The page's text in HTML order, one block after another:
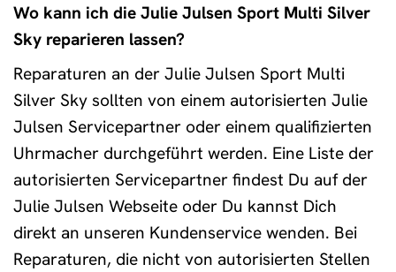
Wo kann ich die Julie Julsen Sport Multi Silver
Sky reparieren lassen?
Reparaturen an der Julie Julsen Sport Multi
Silver Sky sollten von einem autorisierten Julie
Julsen Servicepartner oder einem qualifizierten
Uhrmacher durchgeführt werden. Eine Liste der
autorisierten Servicepartner findest Du auf der
Julie Julsen Webseite oder Du kannst Dich
direkt an unseren Kundenservice wenden. Bei
Reparaturen, die nicht von autorisierten Stellen